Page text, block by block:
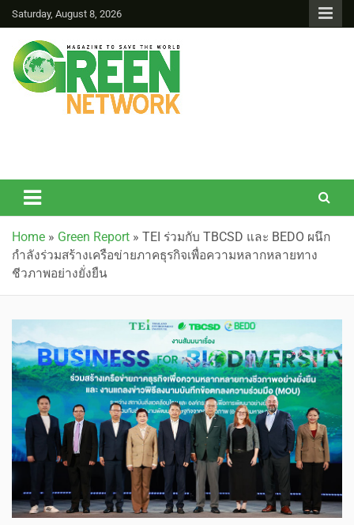
Saturday, August 8, 2026
Home » Green Report » TEI ร่วมกับ TBCSD และ BEDO ผนึก
กำลังร่วมสร้างเครือข่ายภาคธุรกิจเพื่อความหลากหลายทาง
ชีวภาพอย่างยั่งยืน